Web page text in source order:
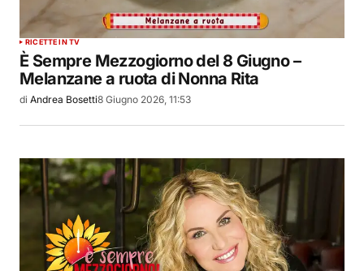
RICETTE IN TV
È Sempre Mezzogiorno del 8 Giugno –
Melanzane a ruota di Nonna Rita
di Andrea Bosetti8 Giugno 2026, 11:53